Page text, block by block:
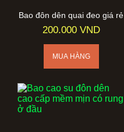
Bao đôn dên quai đeo giá rẻ
200.000 VND